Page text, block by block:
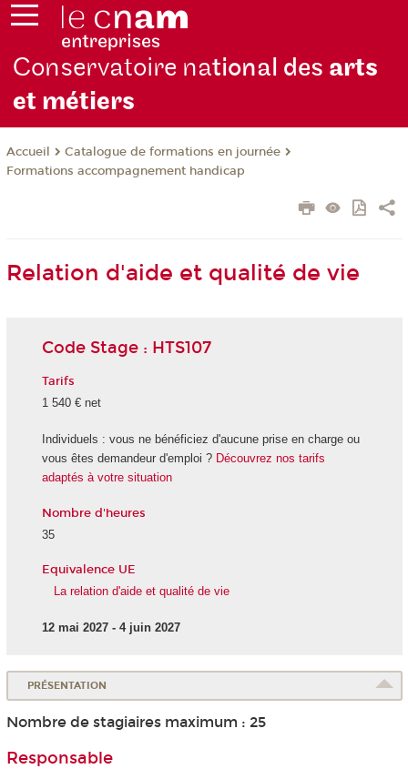
Conservatoire national des arts
et métiers
Accueil
Catalogue de formations en journée
Formations accompagnement handicap
Relation d'aide et qualité de vie
Code Stage : HTS107
Tarifs
1 540 € net
Individuels : vous ne bénéficiez d'aucune prise en charge ou
vous êtes demandeur d'emploi ? Découvrez nos tarifs
adaptés à votre situation
Nombre d'heures
35
Equivalence UE
La relation d'aide et qualité de vie
12 mai 2027 - 4 juin 2027
PRÉSENTATION
Nombre de stagiaires maximum : 25
Responsable